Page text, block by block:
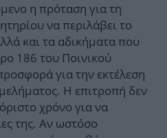
η πρόταση για τη
να περιλάβει το
και τα αδικήματα που
186 του Ποινικού
για την εκτέλεση
Η επιτροπή δεν
χρόνο για να
της. Αν ωστόσο